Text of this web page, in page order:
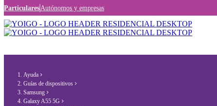
Particulares Autónomos y empresas
Ayuda
Guías de dispositivos
Samsung
Galaxy A55 5G